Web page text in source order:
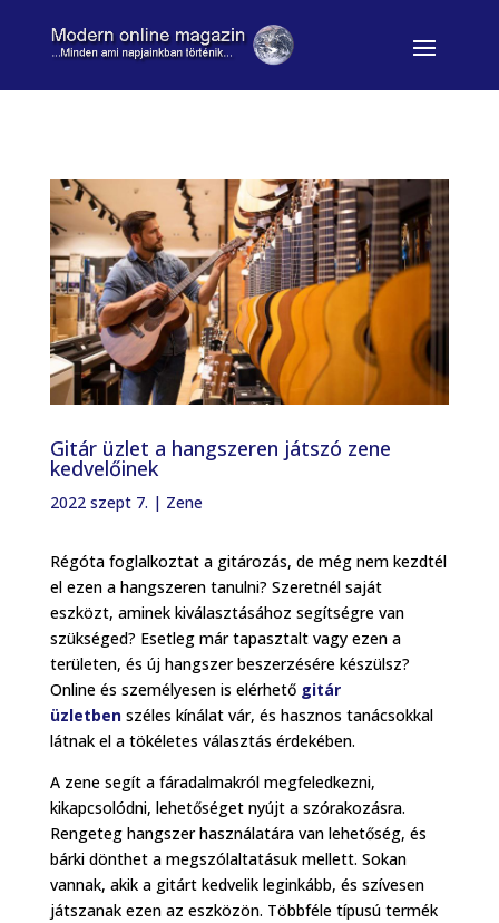
Gitár üzlet a hangszeren játszó zene
kedvelőinek
2022 szept 7. | Zene
Régóta foglalkoztat a gitározás, de még nem kezdtél
el ezen a hangszeren tanulni? Szeretnél saját
eszközt, aminek kiválasztásához segítségre van
szükséged? Esetleg már tapasztalt vagy ezen a
területen, és új hangszer beszerzésére készülsz?
Online és személyesen is elérhető gitár
üzletbenszéles kínálat vár, és hasznos tanácsokkal
látnak el a tökéletes választás érdekében.
A zene segít a fáradalmakról megfeledkezni,
kikapcsolódni, lehetőséget nyújt a szórakozásra.
Rengeteg hangszer használatára van lehetőség, és
bárki dönthet a megszólaltatásuk mellett. Sokan
vannak, akik a gitárt kedvelik leginkább, és szívesen
játszanak ezen az eszközön. Többféle típusú termék